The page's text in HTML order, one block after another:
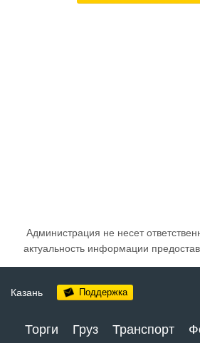
Администрация не несет
актуальность информации
Казань Поддержка
Торги Груз Транспорт